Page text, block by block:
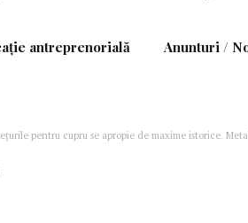
antreprenorială Anunturi /
pentru cupru se apropie de maxime istorice.